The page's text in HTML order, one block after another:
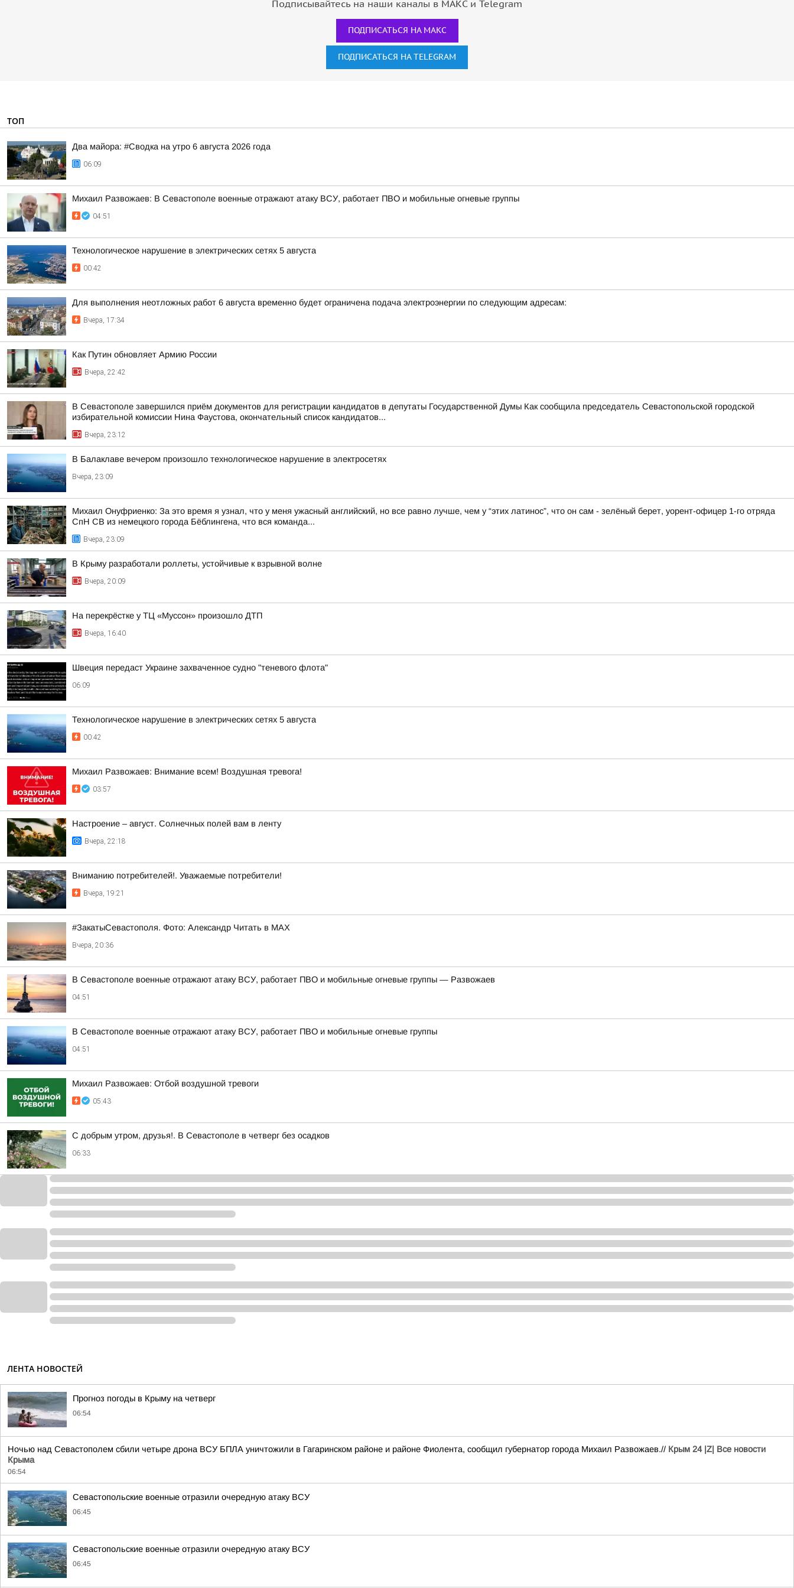
Подписывайтесь на наши каналы в МАКС и Telegram
ПОДПИСАТЬСЯ НА МАКС
ПОДПИСАТЬСЯ НА TELEGRAM
ТОП
Два майора: #Сводка на утро 6 августа 2026 года
06:09
Михаил Развожаев: В Севастополе военные отражают атаку ВСУ, работает ПВО и мобильные огневые группы
04:51
Технологическое нарушение в электрических сетях 5 августа
00:42
Для выполнения неотложных работ 6 августа временно будет ограничена подача электроэнергии по следующим адресам:
Вчера, 17:34
Как Путин обновляет Армию России
Вчера, 22:42
В Севастополе завершился приём документов для регистрации кандидатов в депутаты Государственной Думы Как сообщила председатель Севастопольской городской
избирательной комиссии Нина Фаустова, окончательный список кандидатов...
Вчера, 23:12
В Балаклаве вечером произошло технологическое нарушение в электросетях
Вчера, 23:09
Михаил Онуфриенко: За это время я узнал, что у меня ужасный английский, но все равно лучше, чем у “этих латинос”, что он сам - зелёный берет, уорент-офицер 1-го отряда
СпН СВ из немецкого города Бёблингена, что вся команда...
Вчера, 23:09
В Крыму разработали роллеты, устойчивые к взрывной волне
Вчера, 20:09
На перекрёстке у ТЦ «Муссон» произошло ДТП
Вчера, 16:40
Швеция передаст Украине захваченное судно "теневого флота"
06:09
Технологическое нарушение в электрических сетях 5 августа
00:42
Михаил Развожаев: Внимание всем! Воздушная тревога!
03:57
Настроение – август. Солнечных полей вам в ленту
Вчера, 22:18
Вниманию потребителей!. Уважаемые потребители!
Вчера, 19:21
#ЗакатыСевастополя. Фото: Александр Читать в MAX
Вчера, 20:36
В Севастополе военные отражают атаку ВСУ, работает ПВО и мобильные огневые группы — Развожаев
04:51
В Севастополе военные отражают атаку ВСУ, работает ПВО и мобильные огневые группы
04:51
Михаил Развожаев: Отбой воздушной тревоги
05:43
С добрым утром, друзья!. В Севастополе в четверг без осадков
06:33
ЛЕНТА НОВОСТЕЙ
Прогноз погоды в Крыму на четверг
06:54
Ночью над Севастополем сбили четыре дрона ВСУ БПЛА уничтожили в Гагаринском районе и районе Фиолента, сообщил губернатор города Михаил Развожаев.// Крым 24 |Z| Все новости
Крыма
06:54
Севастопольские военные отразили очередную атаку ВСУ
06:45
Севастопольские военные отразили очередную атаку ВСУ
06:45